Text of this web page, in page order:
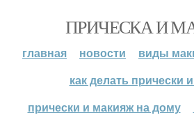
ПРИЧЕСКА И
главная новости
виды
как делать прически
прически и макияж на дому